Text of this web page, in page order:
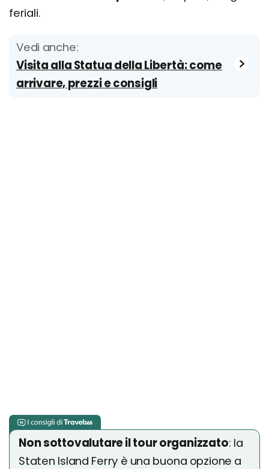
feriali.
Vedi anche:
Visita alla Statua della Libertà: come
arrivare, prezzi e consigli
Non sottovalutare il tour organizzato: la
Staten Island Ferry è una buona opzione a